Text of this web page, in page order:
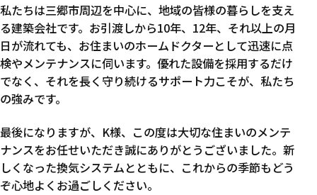
私たちは三郷市周辺を中心に、地域の皆様の暮らしを支え
る建築会社です。お引渡しから10年、12年、それ以上の月
日が流れても、お住まいのホームドクターとして迅速に点
検やメンテナンスに伺います。優れた設備を採用するだけ
でなく、それを長く守り続けるサポート力こそが、私たち
の強みです。
最後になりますが、K様、この度は大切な住まいのメンテ
ナンスをお任せいただき誠にありがとうございました。新
しくなった換気システムとともに、これからの季節もどう
ぞ心地よくお過ごしください。